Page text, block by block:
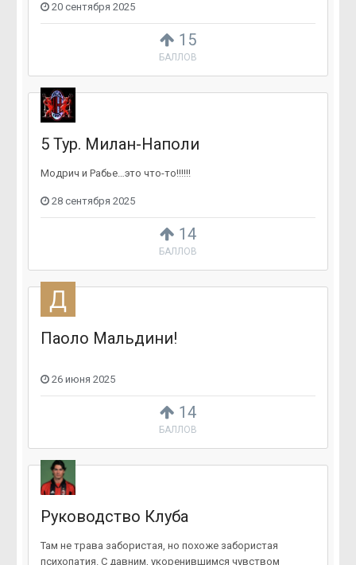
15
БАЛЛОВ
20 сентября 2025
14
БАЛЛОВ
5 Тур. Милан-Наполи
Модрич и Рабье…это что-то!!!!!!
28 сентября 2025
14
БАЛЛОВ
Паоло Мальдини!
26 июня 2025
Руководство Клуба
Там не трава забористая, но похоже забористая
психопатия. С давним, укоренившимся чувством